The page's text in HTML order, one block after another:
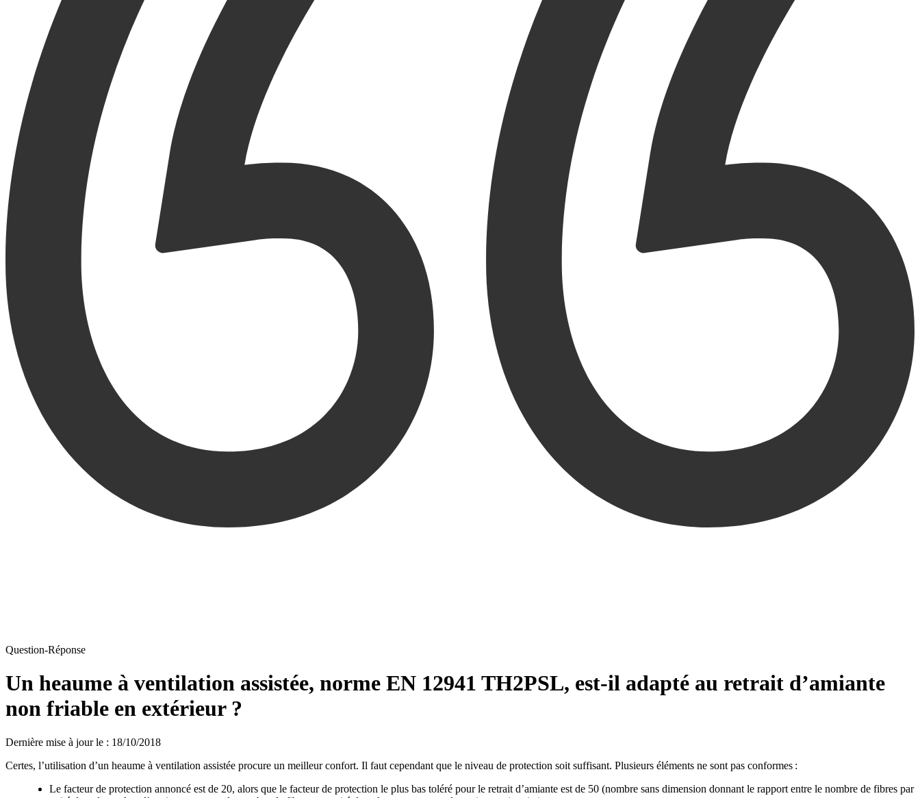
Question-Réponse
Un heaume à ventilation assistée, norme EN 12941 TH2PSL, est-il adapté au retrait d’amiante
non friable en extérieur ?
Dernière mise à jour le : 18/10/2018
Certes, l’utilisation d’un heaume à ventilation assistée procure un meilleur confort. Il faut cependant que le niveau de protection soit suffisant. Plusieurs éléments ne sont pas conformes :
Le facteur de protection annoncé est de 20, alors que le facteur de protection le plus bas toléré pour le retrait d’amiante est de 50 (nombre sans dimension donnant le rapport entre le nombre de fibres par